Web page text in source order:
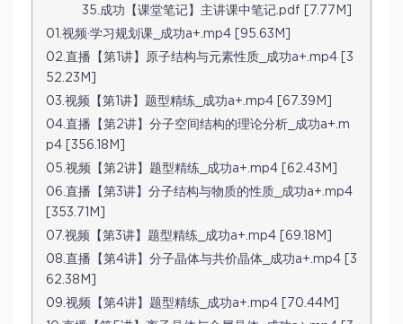
35.成功【课堂笔记】主讲课中笔记.pdf [7.77M]
01.视频·学习规划课_成功a+.mp4 [95.63M]
02.直播【第1讲】原子结构与元素性质_成功a+.mp4 [3
52.23M]
03.视频【第1讲】题型精练_成功a+.mp4 [67.39M]
04.直播【第2讲】分子空间结构的理论分析_成功a+.m
p4 [356.18M]
05.视频【第2讲】题型精练_成功a+.mp4 [62.43M]
06.直播【第3讲】分子结构与物质的性质_成功a+.mp4
[353.71M]
07.视频【第3讲】题型精练_成功a+.mp4 [69.18M]
08.直播【第4讲】分子晶体与共价晶体_成功a+.mp4 [3
62.38M]
09.视频【第4讲】题型精练_成功a+.mp4 [70.44M]